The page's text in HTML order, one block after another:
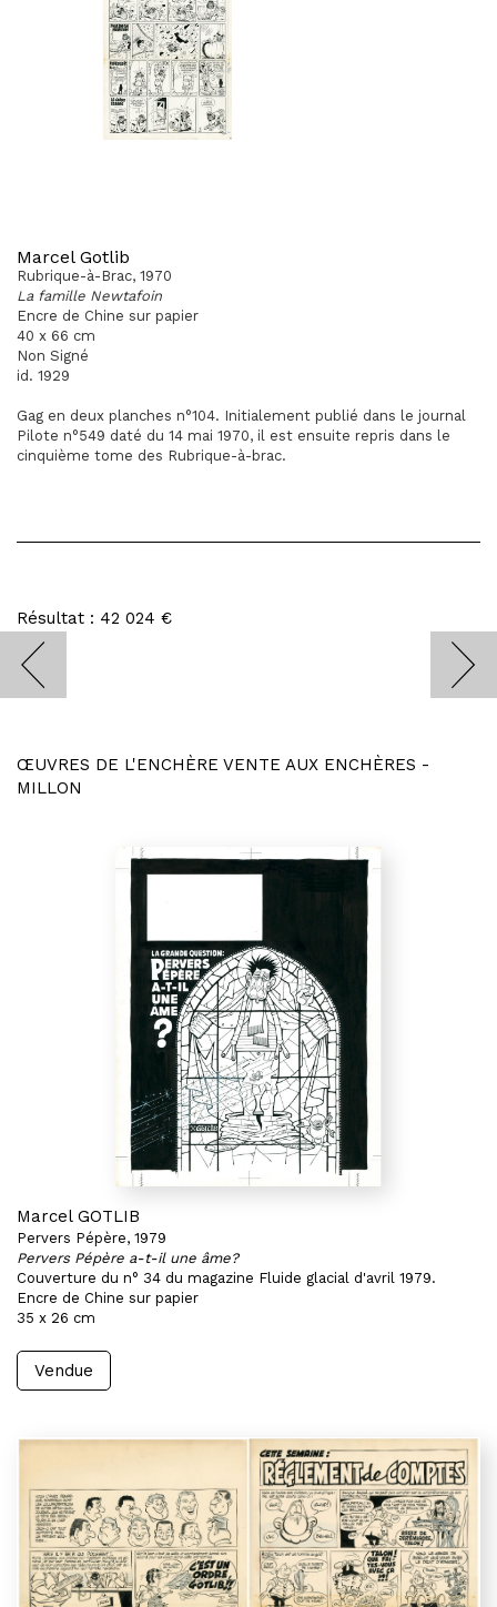
Marcel Gotlib
Rubrique-à-Brac, 1970
La famille Newtafoin
Encre de Chine sur papier
40 x 66 cm
Non Signé
id. 1929
Gag en deux planches n°104. Initialement publié dans le journal
Pilote n°549 daté du 14 mai 1970, il est ensuite repris dans le
cinquième tome des Rubrique-à-brac.
Résultat : 42 024 €
ŒUVRES DE L'ENCHÈRE VENTE AUX ENCHÈRES -
MILLON
Marcel GOTLIB
Pervers Pépère, 1979
Pervers Pépère a-t-il une âme?
Couverture du n° 34 du magazine Fluide glacial d'avril 1979.
Encre de Chine sur papier
35 x 26 cm
Vendue